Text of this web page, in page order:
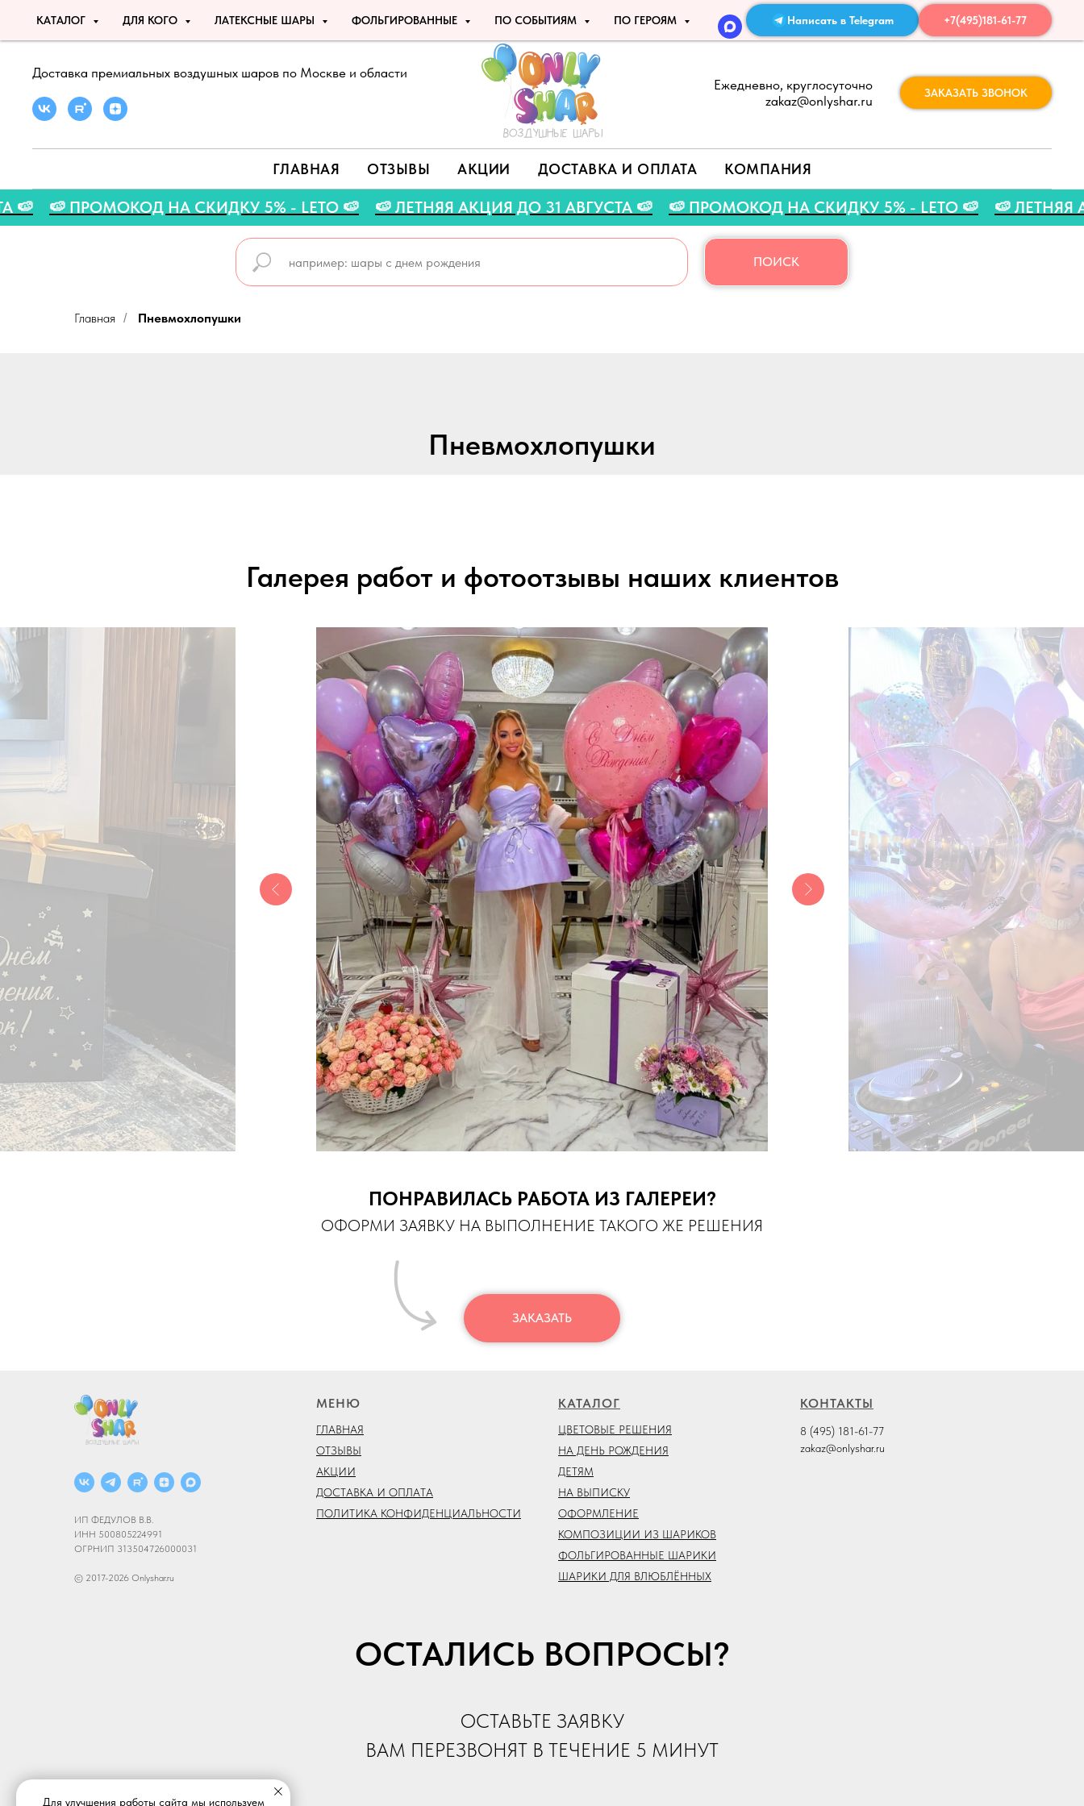
КАТАЛОГ ДЛЯ КОГО ЛАТЕКСНЫЕ ШАРЫ ФОЛЬГИРОВАННЫЕ ПО СОБЫТИЯМ ПО ГЕРОЯМ Написать в Telegram +7(495)181-61-77
Доставка премиальных воздушных шаров по Москве и области
Ежедневно, круглосуточно
zakaz@onlyshar.ru
ЗАКАЗАТЬ ЗВОНОК
ГЛАВНАЯ ОТЗЫВЫ АКЦИИ ДОСТАВКА И ОПЛАТА КОМПАНИЯ
🍉 🍉 ПРОМОКОД НА СКИДКУ 5% - LETO 🍉 🍉 ЛЕТНЯЯ АКЦИЯ ДО 31 АВГУСТА 🍉 🍉 ПРОМОКОД НА СКИДКУ 5% - LETO 🍉 🍉
ПОИСК
Главная / Пневмохлопушки
Пневмохлопушки
Галерея работ и фотоотзывы наших клиентов
ПОНРАВИЛАСЬ РАБОТА ИЗ ГАЛЕРЕИ?
ОФОРМИ ЗАЯВКУ НА ВЫПОЛНЕНИЕ ТАКОГО ЖЕ РЕШЕНИЯ
ЗАКАЗАТЬ
ИП ФЕДУЛОВ В.В.
ИНН 500805224991
ОГРНИП 313504726000031
© 2017-2026 Onlyshar.ru
МЕНЮ
ГЛАВНАЯ
ОТЗЫВЫ
АКЦИИ
ДОСТАВКА И ОПЛАТА
ПОЛИТИКА КОНФИДЕНЦИАЛЬНОСТИ
КАТАЛОГ
ЦВЕТОВЫЕ РЕШЕНИЯ
НА ДЕНЬ РОЖДЕНИЯ
ДЕТЯМ
НА ВЫПИСКУ
ОФОРМЛЕНИЕ
КОМПОЗИЦИИ ИЗ ШАРИКОВ
ФОЛЬГИРОВАННЫЕ ШАРИКИ
ШАРИКИ ДЛЯ ВЛЮБЛЁННЫХ
КОНТАКТЫ
8 (495) 181-61-77
zakaz@onlyshar.ru
ОСТАЛИСЬ ВОПРОСЫ?
ОСТАВЬТЕ ЗАЯВКУ
ВАМ ПЕРЕЗВОНЯТ В ТЕЧЕНИЕ 5 МИНУТ
Для улучшения работы сайта мы используем